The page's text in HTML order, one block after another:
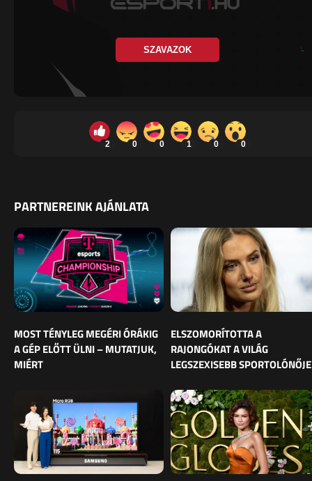
SZAVAZOK
2 0 0 1 0 0
PARTNEREINK AJÁNLATA
MOST TÉNYLEG MEGÉRI ÓRÁKIG
A GÉP ELŐTT ÜLNI – MUTATJUK,
MIÉRT
ELSZOMORÍTOTTA A
RAJONGÓKAT A VILÁG
LEGSZEXISEBB SPORTOLÓNŐJE